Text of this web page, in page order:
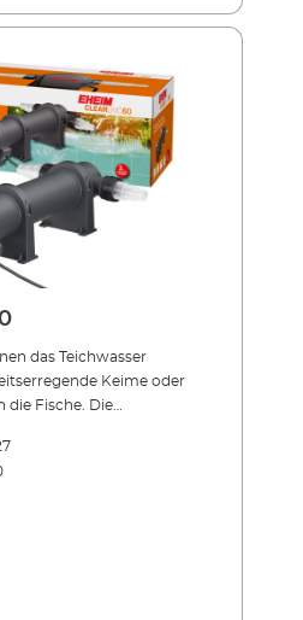
und UV-
auch in Verbindung mit
Sets NEU: Mit 3
Ø 25 = 1", Ø 32 = 1 1/4", Ø
Netzkabel
das Teich­­wasser
Keime oder
die Fische. Die
Abhilfe: Die spezielle
gezielt, was den
UVC-Lampe mit
8.000 Std.) Niedriger